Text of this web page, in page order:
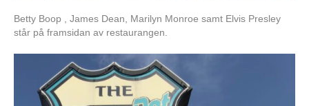
Betty Boop , James Dean, Marilyn Monroe samt Elvis Presley
står på framsidan av restaurangen.